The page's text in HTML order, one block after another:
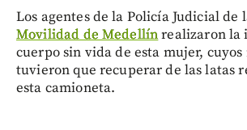
Los agentes de la Policía Judicial de
Movilidad de Medellínrealizaron la
cuerpo sin vida de esta mujer,
tuvieron que recuperar de las latas
esta camioneta.